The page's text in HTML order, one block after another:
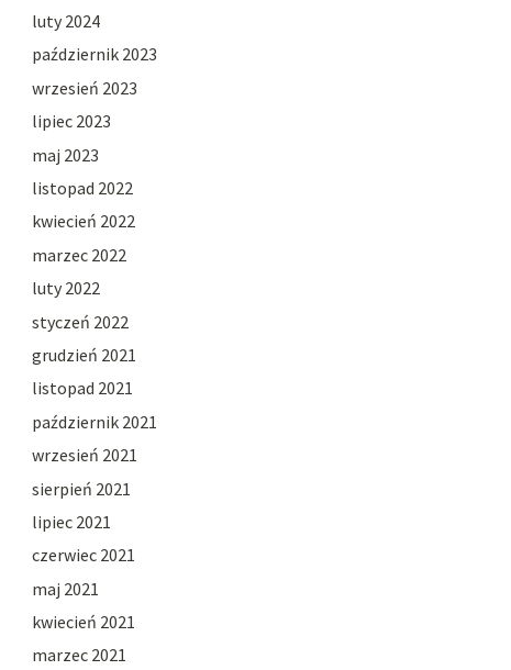
luty 2024
październik 2023
wrzesień 2023
lipiec 2023
maj 2023
listopad 2022
kwiecień 2022
marzec 2022
luty 2022
styczeń 2022
grudzień 2021
listopad 2021
październik 2021
wrzesień 2021
sierpień 2021
lipiec 2021
czerwiec 2021
maj 2021
kwiecień 2021
marzec 2021